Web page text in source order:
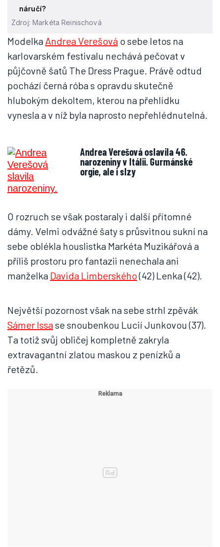
náručí?
Zdroj: Markéta Reinischová
Modelka Andrea Verešová o sebe letos na
karlovarském festivalu nechává pečovat v
půjčovně šatů The Dress Prague. Právě odtud
pochází černá róba s opravdu skutečně
hlubokým dekoltem, kterou na přehlídku
vynesla a v níž byla naprosto nepřehlédnutelná.
Andrea Verešová oslavila 46.
narozeniny v Itálii. Gurmánské
orgie, ale i slzy
O rozruch se však postaraly i další přítomné
dámy. Velmi odvážné šaty s průsvitnou sukní na
sebe oblékla houslistka Markéta Muzikářová a
příliš prostoru pro fantazii nenechala ani
manželka Davida Limberského(42) Lenka (42).
Největší pozornost však na sebe strhl zpěvák
Sámer Issase snoubenkou Lucií Junkovou (37).
Ta totiž svůj obličej kompletně zakryla
extravagantní zlatou maskou z penízků a
řetězů.